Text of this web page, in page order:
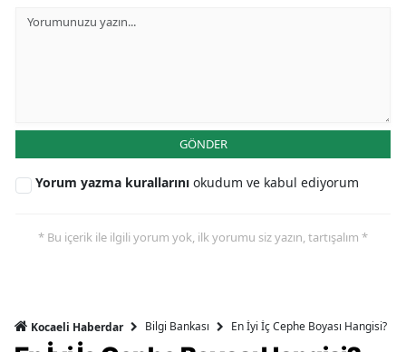
GÖNDER
Yorum yazma kurallarını okudum ve kabul ediyorum
* Bu içerik ile ilgili yorum yok, ilk yorumu siz yazın, tartışalım *
Kocaeli Haberdar Bilgi Bankası En İyi İç Cephe Boyası Hangisi?